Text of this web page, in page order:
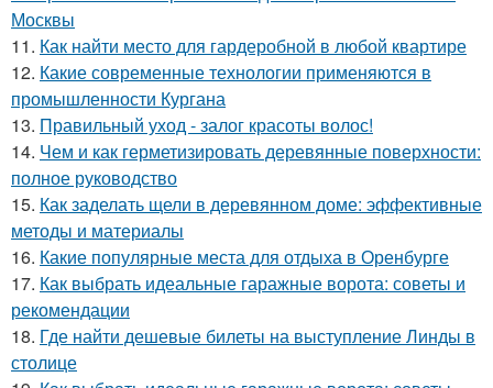
Москвы
11. Как найти место для гардеробной в любой квартире
12. Какие современные технологии применяются в
промышленности Кургана
13. Правильный уход - залог красоты волос!
14. Чем и как герметизировать деревянные поверхности:
полное руководство
15. Как заделать щели в деревянном доме: эффективные
методы и материалы
16. Какие популярные места для отдыха в Оренбурге
17. Как выбрать идеальные гаражные ворота: советы и
рекомендации
18. Где найти дешевые билеты на выступление Линды в
столице